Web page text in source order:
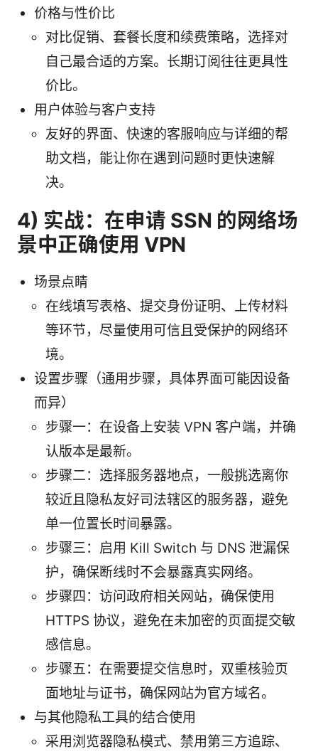
价格与性价比
对比促销、套餐长度和续费策略，选择对
自己最合适的方案。长期订阅往往更具性
价比。
用户体验与客户支持
友好的界面、快速的客服响应与详细的帮
助文档，能让你在遇到问题时更快速解
决。
4) 实战：在申请 SSN 的网络场
景中正确使用 VPN
场景点睛
在线填写表格、提交身份证明、上传材料
等环节，尽量使用可信且受保护的网络环
境。
设置步骤（通用步骤，具体界面可能因设备
而异）
步骤一：在设备上安装 VPN 客户端，并确
认版本是最新。
步骤二：选择服务器地点，一般挑选离你
较近且隐私友好司法辖区的服务器，避免
单一位置长时间暴露。
步骤三：启用 Kill Switch 与 DNS 泄漏保
护，确保断线时不会暴露真实网络。
步骤四：访问政府相关网站，确保使用
HTTPS 协议，避免在未加密的页面提交敏
感信息。
步骤五：在需要提交信息时，双重核验页
面地址与证书，确保网站为官方域名。
与其他隐私工具的结合使用
采用浏览器隐私模式、禁用第三方追踪、